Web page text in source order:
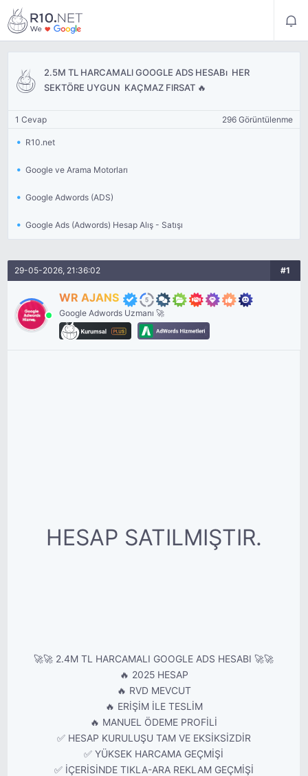
2.5M TL HARCAMALl GOOGLE ADS HESABı  HER
SEKTÖRE UYGUN  KAÇMAZ FlRSAT 🔥
1 Cevap 296 Görüntülenme
R10.net
Google ve Arama Motorları
Google Adwords (ADS)
Google Ads (Adwords) Hesap Alış - Satışı
29-05-2026, 21:36:02 #1
WR AJANS
Google Adwords Uzmanı 🚀
HESAP SATILMIŞTIR.
🚀🚀 2.4M TL HARCAMALI GOOGLE ADS HESABI 🚀🚀
🔥 2025 HESAP
🔥 RVD MEVCUT
🔥 ERİŞİM İLE TESLİM
🔥 MANUEL ÖDEME PROFİLİ
✅ HESAP KURULUŞU TAM VE EKSİKSİZDİR
✅ YÜKSEK HARCAMA GEÇMİŞİ
✅ İÇERİSİNDE TIKLA-ARA REKLAM GEÇMİŞİ